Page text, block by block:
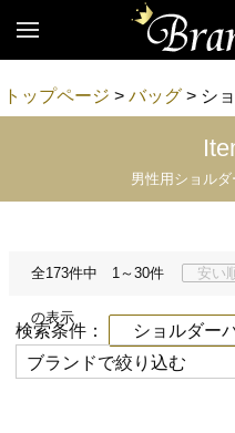
トップページ >バッグ > シ
男性用ショル
全173件中 1～30件
の表示
安い
検索条件：
ショルダー